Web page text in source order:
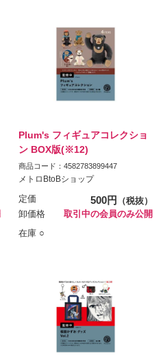
Plum's フィギュアコレクショ
ン BOX版(※12)
商品コード：4582783899447
メトロBtoBショップ
定価 500円
（税抜）
卸価格
取引中の会員のみ公開
在庫 ○